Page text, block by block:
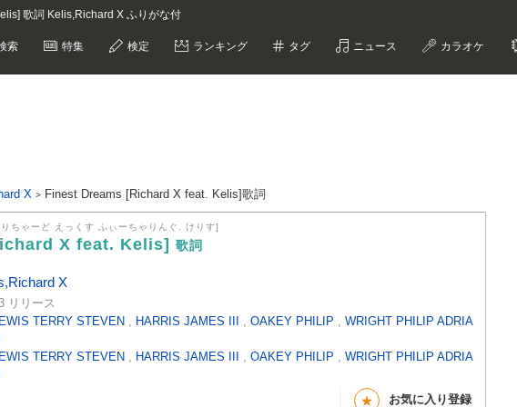
歌詞 Kelis,Richard X ふりがな付
索 特集 検定 ランキング タグ ニュース カラオケ
X Finest Dreams [Richard X feat. Kelis]歌詞
ちゃーど えっくす ふぃーちゃりんぐ. けりす]
X feat. Kelis] 歌詞
X
リリース
TERRY STEVEN , HARRIS JAMES III , OAKEY PHILIP , WRIGHT PHILIP ADRIA
TERRY STEVEN , HARRIS JAMES III , OAKEY PHILIP , WRIGHT PHILIP ADRIA
★ お気に入り登録